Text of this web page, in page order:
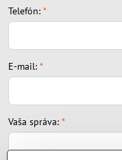
Telefón: *
E-mail: *
Vaša správa: *